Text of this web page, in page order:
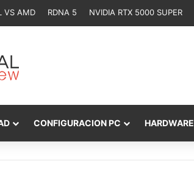
VS AMD RDNA 5 NVIDIA RTX 5000 SUPER
CONFIGURACION PC HARDWARE